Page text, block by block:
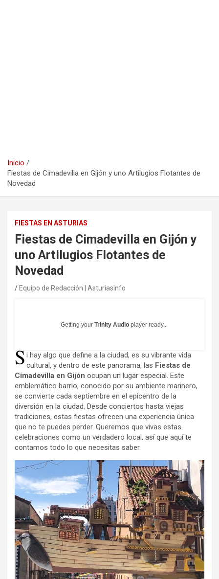
Inicio
Fiestas de Cimadevilla en Gijón y uno Artilugios Flotantes de
Novedad
FIESTAS EN ASTURIAS
Fiestas de Cimadevilla en Gijón y
uno Artilugios Flotantes de
Novedad
Equipo de Redacción | Asturiasinfo
Getting your Trinity Audio player ready...
S i hay algo que define a la ciudad, es su vibrante vida
cultural, y dentro de este panorama, las Fiestas de
Cimadevilla en Gijón ocupan un lugar especial. Este
emblemático barrio, conocido por su ambiente marinero,
se convierte cada septiembre en el epicentro de la
diversión en la ciudad. Desde conciertos hasta viejas
tradiciones, estas fiestas ofrecen una experiencia única
que no te puedes perder. Queremos que vivas estas
celebraciones como un verdadero local, así que aquí te
contamos todo lo que necesitas saber.